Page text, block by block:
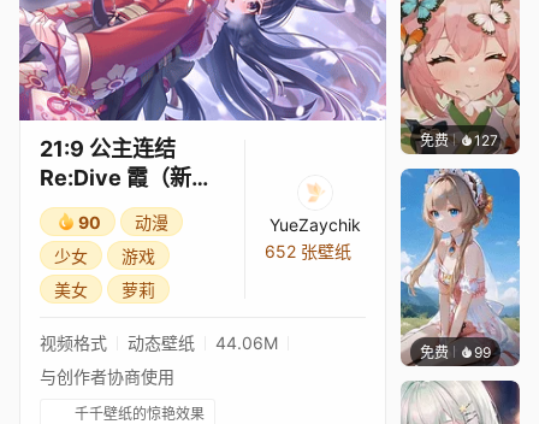
21:9 公主连结
Re:Dive 霞（新
年）3★
90
动漫
少女
游戏
美女
萝莉
YueZaychik
652 张壁纸
视频格式 动态壁纸
44.06M
与创作者协商使用
千千壁纸的惊艳效果
免费 127渔小小
免费 99渔小小